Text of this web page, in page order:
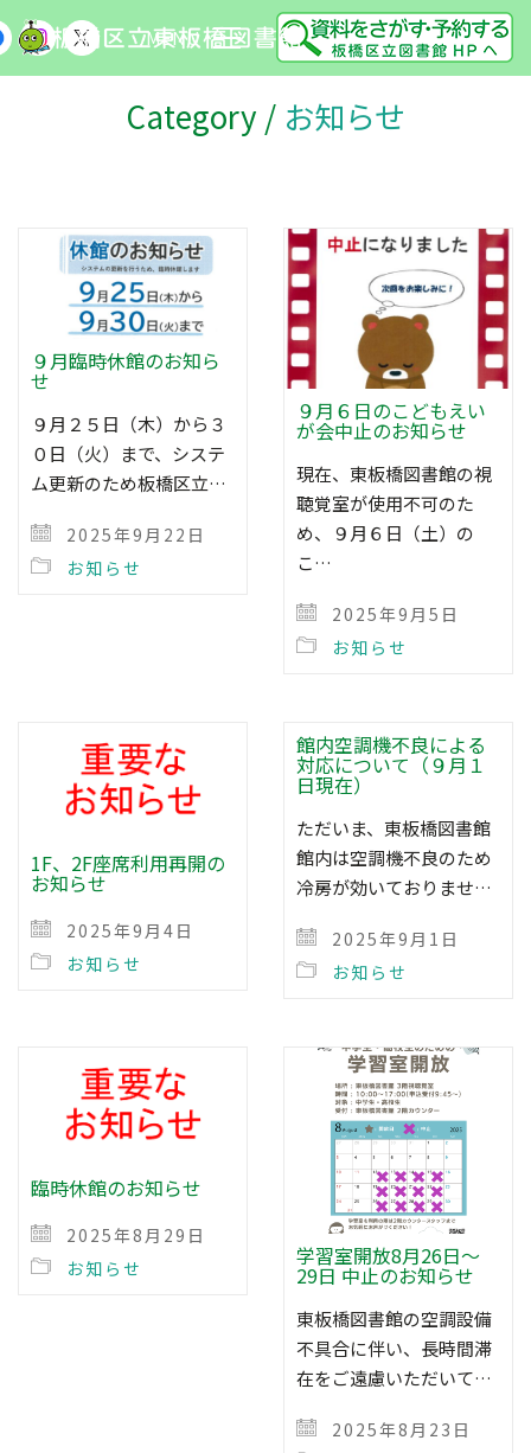
MENU
Category / お知らせ
９月臨時休館のお知ら
せ
９月２５日（木）から３
０日（火）まで、システ
ム更新のため板橋区立…
2025年9月22日
お知らせ
９月６日のこどもえい
が会中止のお知らせ
現在、東板橋図書館の視
聴覚室が使用不可のた
め、９月６日（土）の
こ…
2025年9月5日
お知らせ
1F、2F座席利用再開の
お知らせ
2025年9月4日
お知らせ
館内空調機不良による
対応について（９月１
日現在）
ただいま、東板橋図書館
館内は空調機不良のため
冷房が効いておりませ…
2025年9月1日
お知らせ
臨時休館のお知らせ
2025年8月29日
お知らせ
学習室開放8月26日～
29日 中止のお知らせ
東板橋図書館の空調設備
不具合に伴い、長時間滞
在をご遠慮いただいて…
2025年8月23日